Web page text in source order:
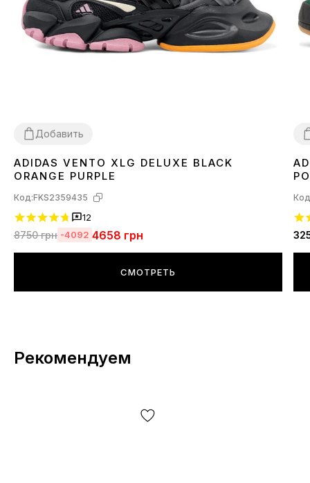
Добавить
36 3738
ADIDAS VENTO XLG DELUXE BLACK
ORANGE PURPLE
Код:FKS2359435
12
8750грн -4092 4658 грн
СМОТРЕТЬ
Рекомендуем